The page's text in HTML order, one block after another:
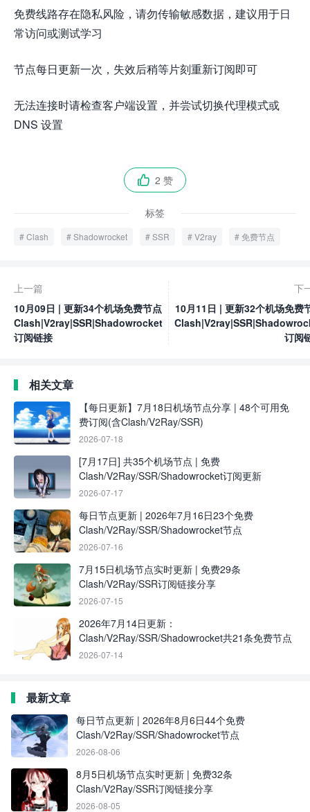
免费线路存在隐私风险，请勿传输敏感数据，建议用于日
常访问或测试学习
节点每日更新一次，失效后稍等片刻重新订阅即可
无法连接时请检查客户端设置，并尝试切换代理模式或
DNS 设置
 2 赞
标签
Clash Shadowrocket SSR V2ray 免费节点
上一篇
10月09日 | 更新34个机场免费节点
Clash|V2ray|SSR|Shadowrocket
订阅链接
下
10月11日 | 更新32个机场免费
订阅
相关文章
【每日更新】7月18日机场节点分享 | 48个可用免
费订阅(含Clash/V2Ray/SSR)
2026-07-18
[7月17日] 共35个机场节点 | 免费
Clash/V2Ray/SSR/Shadowrocket订阅更新
2026-07-17
每日节点更新 | 2026年7月16日23个免费
Clash/V2Ray/SSR/Shadowrocket节点
2026-07-16
7月15日机场节点实时更新 | 免费29条
Clash/V2Ray/SSR订阅链接分享
2026-07-15
2026年7月14日更新：
Clash/V2Ray/SSR/Shadowrocket共21条免费节点
2026-07-14
最新文章
每日节点更新 | 2026年8月6日44个免费
Clash/V2Ray/SSR/Shadowrocket节点
2026-08-06
8月5日机场节点实时更新 | 免费32条
Clash/V2Ray/SSR订阅链接分享
2026-08-05